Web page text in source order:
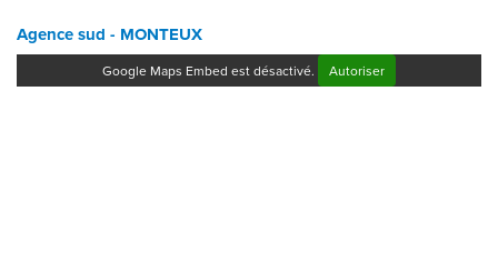
Agence sud - MONTEUX
Google Maps Embed est désactivé. Autoriser